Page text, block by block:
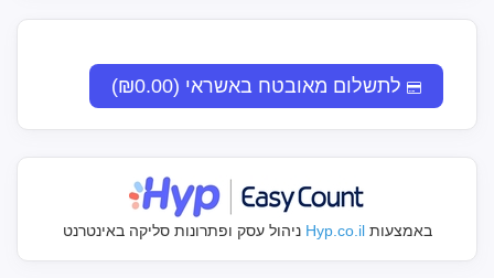
לתשלום מאובטח באשראי (₪0.00)
באמצעותHyp.co.il ניהול עסק ופתרונות סליקה באינטרנט